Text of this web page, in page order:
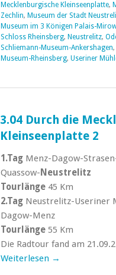
Mecklenburgische Kleinseenplatte,
Zechlin, Museum der Stadt
Museum im 3 Königen Palais-
Schloss Rheinsberg, Neustrelitz,
Schliemann-Museum-Ankershagen,
Museum-Rheinsberg, Useriner
3.04 Durch die
Kleinseenplatte 2
1.TagMenz-Dagow-
Quassow- Neustrelitz
Tourlänge 45 Km
2.Tag Neustrelitz-Useriner
Dagow-Menz
Tourlänge 55 Km
Die Radtour fand am
Weiterlesen →